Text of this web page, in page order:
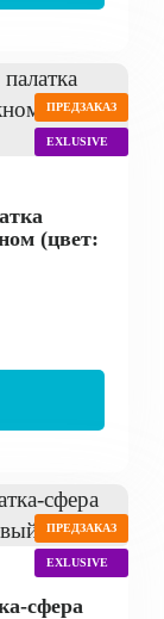
ПРЕДЗАКАЗ
EXLUSIVE
(цвет:
ПРЕДЗАКАЗ
EXLUSIVE
сфера